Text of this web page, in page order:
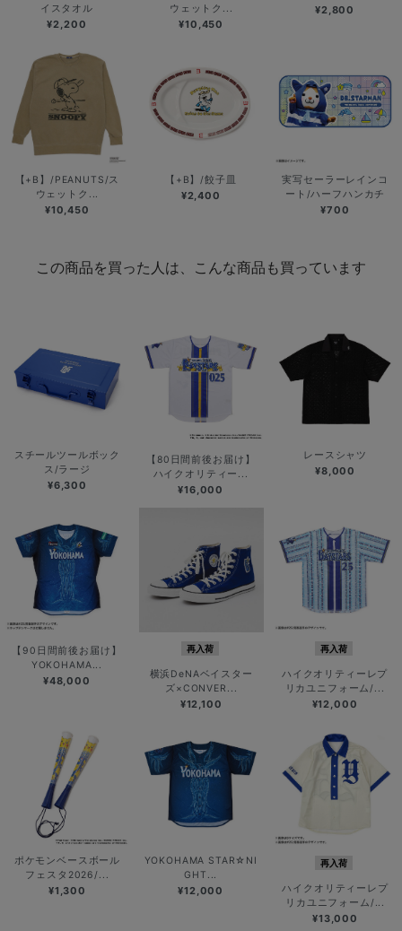
イスタオル
¥2,200
ウェットク...
¥10,450
¥2,800
【+B】/PEANUTS/ス
ウェットク...
¥10,450
【+B】/餃子皿
¥2,400
実写セーラーレインコ
ート/ハーフハンカチ
¥700
この商品を買った人は、こんな商品も買っています
スチールツールボック
ス/ラージ
¥6,300
【80日間前後お届け】
ハイクオリティー...
¥16,000
レースシャツ
¥8,000
【90日間前後お届け】
YOKOHAMA...
¥48,000
再入荷
横浜DeNAベイスター
ズ×CONVER...
¥12,100
再入荷
ハイクオリティーレプ
リカユニフォーム/...
¥12,000
ポケモンベースボール
フェスタ2026/...
¥1,300
YOKOHAMA STAR☆NI
GHT...
¥12,000
再入荷
ハイクオリティーレプ
リカユニフォーム/...
¥13,000